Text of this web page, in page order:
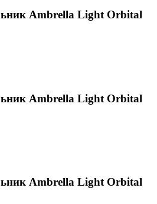
Ambrella Light Orbital
Ambrella Light Orbital
Ambrella Light Orbital